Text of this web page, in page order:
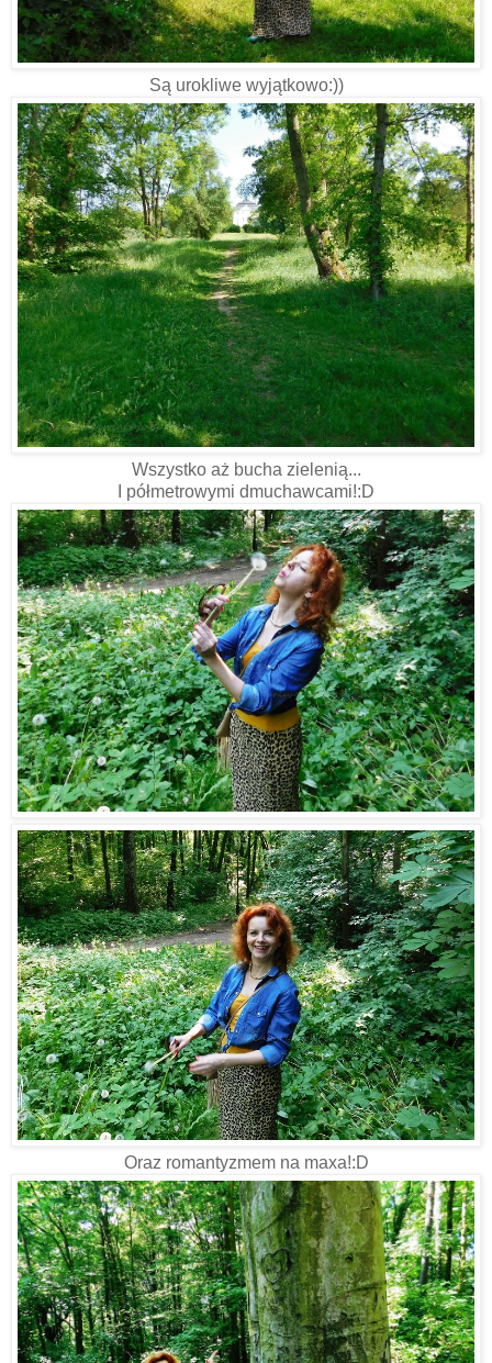
Są urokliwe wyjątkowo:))
Wszystko aż bucha zielenią...
I półmetrowymi dmuchawcami!:D
Oraz romantyzmem na maxa!:D